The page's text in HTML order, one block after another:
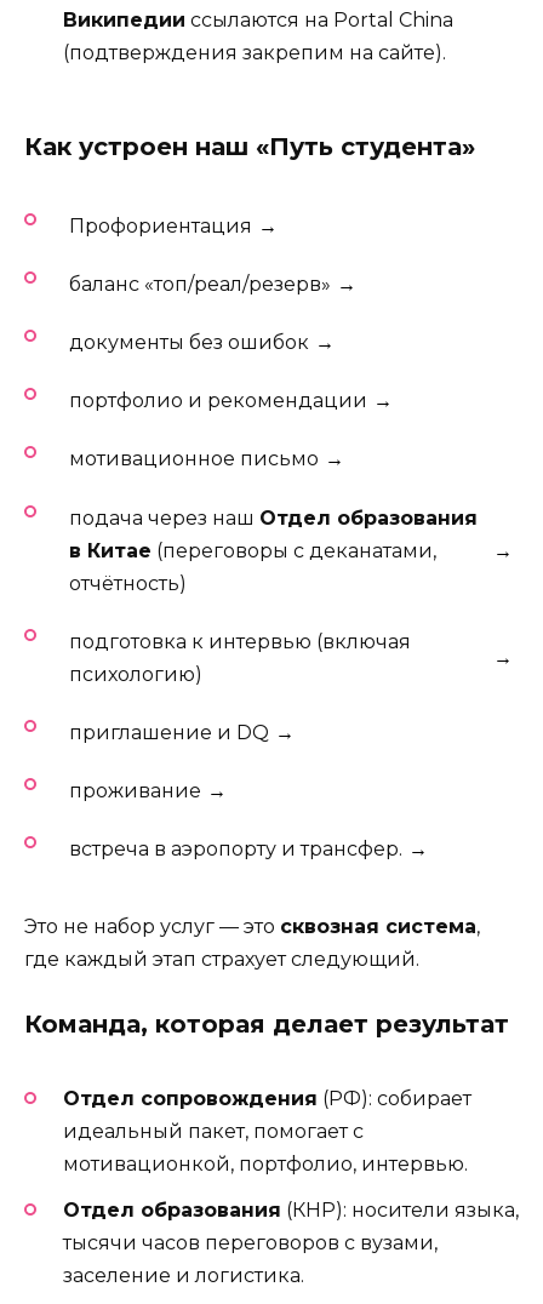
Википедии ссылаются на Portal China
(подтверждения закрепим на сайте).
Как устроен наш «Путь студента»
Профориентация →
баланс «топ/реал/резерв» →
документы без ошибок →
портфолио и рекомендации →
мотивационное письмо →
подача через наш Отдел образования
в Китае (переговоры с деканатами,
отчётность)
→
подготовка к интервью (включая
психологию)
→
приглашение и DQ →
проживание →
встреча в аэропорту и трансфер. →
Это не набор услуг — это сквозная система,
где каждый этап страхует следующий.
Команда, которая делает результат
Отдел сопровождения (РФ): собирает
идеальный пакет, помогает с
мотивационкой, портфолио, интервью.
Отдел образования (КНР): носители языка,
тысячи часов переговоров с вузами,
заселение и логистика.